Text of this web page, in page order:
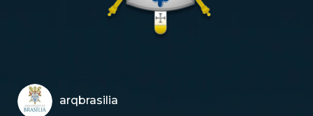
arqbrasilia